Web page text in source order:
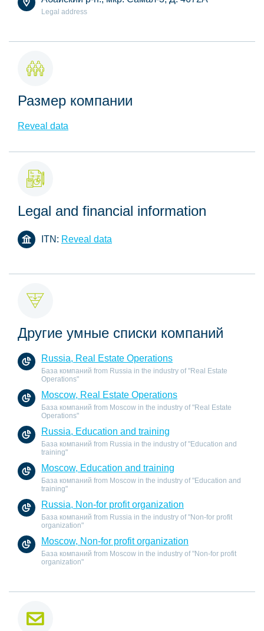
Legal address
Размер компании
Reveal data
Legal and financial information
ITN: Reveal data
Другие умные списки компаний
Russia, Real Estate Operations
База компаний from Russia in the industry of "Real Estate
Operations"
Moscow, Real Estate Operations
База компаний from Moscow in the industry of "Real Estate
Operations"
Russia, Education and training
База компаний from Russia in the industry of "Education and
training"
Moscow, Education and training
База компаний from Moscow in the industry of "Education and
training"
Russia, Non-for profit organization
База компаний from Russia in the industry of "Non-for profit
organization"
Moscow, Non-for profit organization
База компаний from Moscow in the industry of "Non-for profit
organization"